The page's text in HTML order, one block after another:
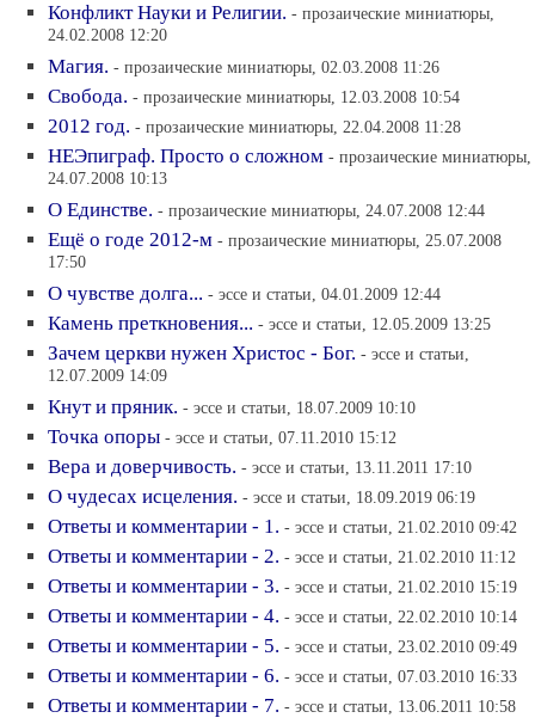
Конфликт Науки и Религии. - прозаические миниатюры,
24.02.2008 12:20
Магия. - прозаические миниатюры, 02.03.2008 11:26
Свобода. - прозаические миниатюры, 12.03.2008 10:54
2012 год. - прозаические миниатюры, 22.04.2008 11:28
НЕЭпиграф. Просто о сложном - прозаические миниатюры,
24.07.2008 10:13
О Единстве. - прозаические миниатюры, 24.07.2008 12:44
Ещё о годе 2012-м - прозаические миниатюры, 25.07.2008
17:50
О чувстве долга... - эссе и статьи, 04.01.2009 12:44
Камень преткновения... - эссе и статьи, 12.05.2009 13:25
Зачем церкви нужен Христос - Бог. - эссе и статьи,
12.07.2009 14:09
Кнут и пряник. - эссе и статьи, 18.07.2009 10:10
Точка опоры - эссе и статьи, 07.11.2010 15:12
Вера и доверчивость. - эссе и статьи, 13.11.2011 17:10
О чудесах исцеления. - эссе и статьи, 18.09.2019 06:19
Ответы и комментарии - 1. - эссе и статьи, 21.02.2010 09:42
Ответы и комментарии - 2. - эссе и статьи, 21.02.2010 11:12
Ответы и комментарии - 3. - эссе и статьи, 21.02.2010 15:19
Ответы и комментарии - 4. - эссе и статьи, 22.02.2010 10:14
Ответы и комментарии - 5. - эссе и статьи, 23.02.2010 09:49
Ответы и комментарии - 6. - эссе и статьи, 07.03.2010 16:33
Ответы и комментарии - 7. - эссе и статьи, 13.06.2011 10:58